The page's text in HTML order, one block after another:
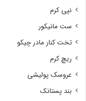
نپی کرم
ست مانیکور
تخت کنار مادر چیکو
ریچ کرم
عروسک پولیشی
بند پستانک